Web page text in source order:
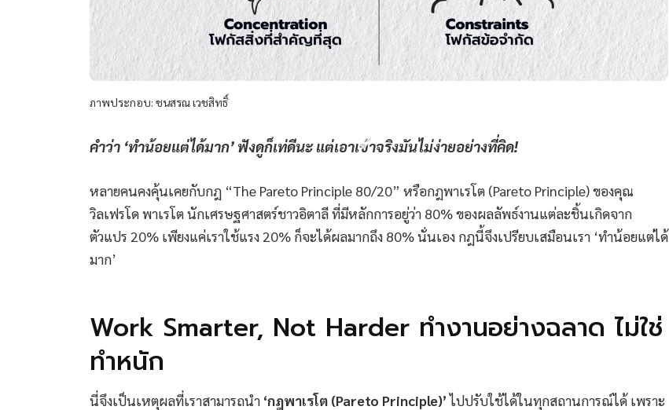
ภาพประกอบ: ชนสรณ เวชสิทธิ์
คำว่า ‘ทำน้อยแต่ได้มาก’ ฟังดูก็เท่ดีนะ แต่เอาเข้าจริงมันไม่ง่ายอย่างที่คิด!
หลายคนคงคุ้นเคยกับกฎ “The Pareto Principle 80/20” หรือกฎพาเรโต (Pareto Principle) ของคุณ
วิลเฟรโด พาเรโต นักเศรษฐศาสตร์ชาวอิตาลี ที่มีหลักการอยู่ว่า 80% ของผลลัพธ์งานแต่ละชิ้นเกิดจาก
ตัวแปร 20% เพียงแค่เราใช้แรง 20% ก็จะได้ผลมากถึง 80% นั่นเอง กฎนี้จึงเปรียบเสมือนเรา ‘ทำน้อยแต่ได้
มาก’
Work Smarter, Not Harder ทำงานอย่างฉลาด ไม่ใช่
ทำหนัก
นี่จึงเป็นเหตุผลที่เราสามารถนำ ‘กฎพาเรโต (Pareto Principle)’ไปปรับใช้ได้ในทุกสถานการณ์ได้ เพราะ